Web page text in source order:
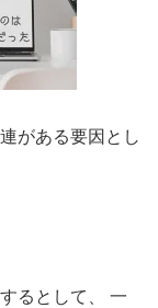
がある要因とし
るとして、 一